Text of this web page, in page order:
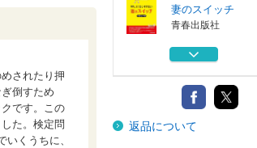
されたり押
倒すため
です。この
た。検定問
くうちに、
妻のスイッチ
青春出版社
失礼な一言
無理をしない快感
「ラクにして...
返品について